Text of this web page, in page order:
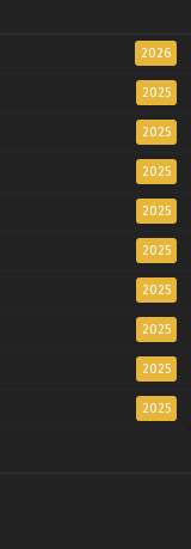
2026
2025
2025
2025
2025
2025
2025
2025
2025
2025